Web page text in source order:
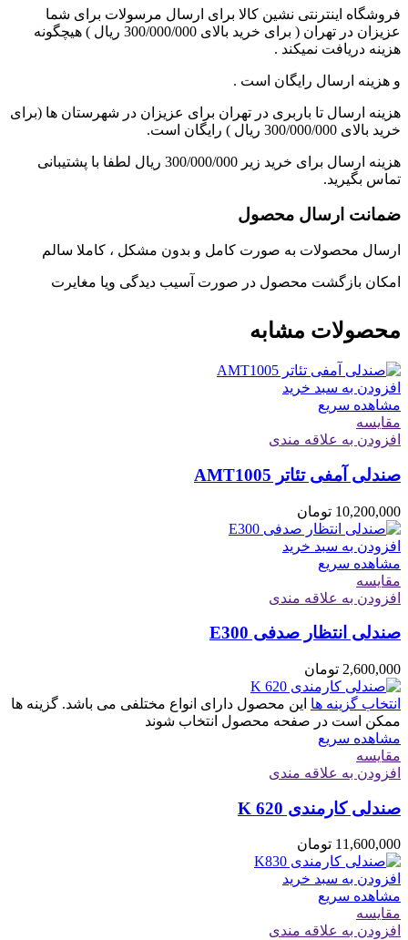
فروشگاه اینترنتی نشین کالا برای ارسال مرسولات برای شما
عزیزان در تهران ( برای خرید بالای 300/000/000 ریال ) هیچگونه
هزینه دریافت نمیکند .
و هزینه ارسال رایگان است .
هزینه ارسال تا باربری در تهران برای عزیزان در شهرستان ها (برای
خرید بالای 300/000/000 ریال ) رایگان است.
هزینه ارسال برای خرید زیر 300/000/000 ریال لطفا با پشتیبانی
تماس بگیرید.
ضمانت ارسال محصول
ارسال محصولات به صورت کامل و بدون مشکل ، کاملا سالم
امکان بازگشت محصول در صورت آسیب دیدگی ویا مغایرت
محصولات مشابه
افزودن به سبد خرید
مشاهده سریع
مقایسه
افزودن به علاقه مندی
صندلی آمفی تئاتر AMT1005
10,200,000 تومان
افزودن به سبد خرید
مشاهده سریع
مقایسه
افزودن به علاقه مندی
صندلی انتظار صدفی E300
2,600,000 تومان
انتخاب گزینه ها این محصول دارای انواع مختلفی می باشد. گزینه ها
ممکن است در صفحه محصول انتخاب شوند
مشاهده سریع
مقایسه
افزودن به علاقه مندی
صندلی کارمندی K 620
11,600,000 تومان
افزودن به سبد خرید
مشاهده سریع
مقایسه
افزودن به علاقه مندی